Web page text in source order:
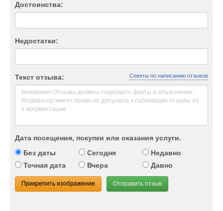
Достоинства:
Недостатки:
Текст отзыва: Советы по написанию отзывов
Дата посещения, покупки или оказания услуги.
Без даты
Сегодня
Недавно
Точная дата
Вчера Давно
Прикрепить изображение Отправить отзыв